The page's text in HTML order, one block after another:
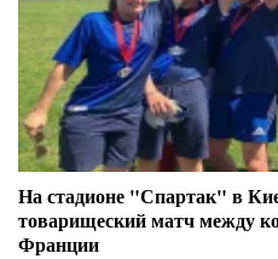
На стадионе "Спартак" в
товарищеский матч между
Франции